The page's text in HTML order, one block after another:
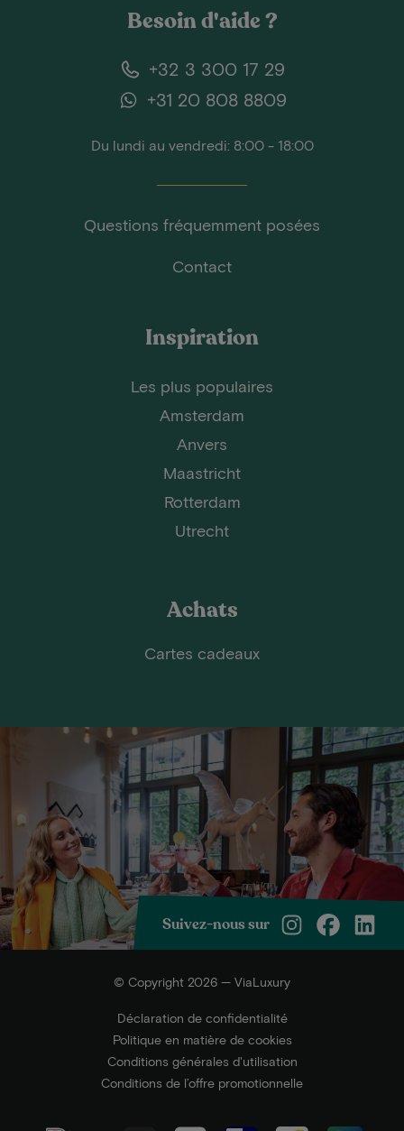
Besoin d'aide ?
+32 3 300 17 29
+31 20 808 8809
Du lundi au vendredi: 8:00 - 18:00
Questions fréquemment posées
Contact
Inspiration
Les plus populaires
Amsterdam
Anvers
Maastricht
Rotterdam
Utrecht
Achats
Cartes cadeaux
Suivez-nous sur
© Copyright 2026 — ViaLuxury
Déclaration de confidentialité
Politique en matière de cookies
Conditions générales d'utilisation
Conditions de l’offre promotionnelle